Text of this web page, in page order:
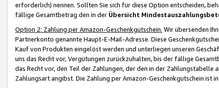
erforderlich) nennen. Sollten Sie sich für diese Option entscheiden,
fällige Gesamtbetrag den in der Übersicht
Option 2: Zahlung per Amazon-Geschenkgutschein. Wir übersenden
Partnerkonto genannte Haupt-E-Mail-Adresse. Diese
Kauf von Produkten eingelöst werden und unterliegen unseren
uns das Recht vor, Vergütungen zurückzuhalten, bis der fällige
das Recht vor, den Teil der Zahlungen, der den in der
Zahlungsart angibst. Die Zahlung per Amazon-Geschenkgutschein ist